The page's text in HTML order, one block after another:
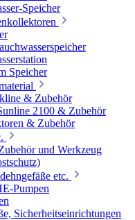
Speicher
Speicher
& Zubehör
2100 & Zubehör
& Zubehör
und Werkzeug
etc.
Pumpen
Sicherheitseinrichtungen